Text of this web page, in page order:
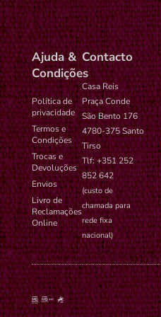
Ajuda &
Condições
Política de
privacidade
Termos e
Condições
Trocas e
Devoluções
Envios
Livro de
Reclamações
Online
Contacto
Casa Reis
Praça Conde
São Bento 176
4780-375 Santo
Tirso
Tlf: +351 252
852 642
(custo de
chamada para
rede fixa
nacional)
time-6